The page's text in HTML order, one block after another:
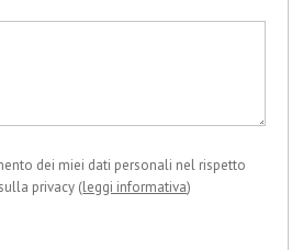
dei miei dati personali nel rispetto
privacy (leggi informativa)